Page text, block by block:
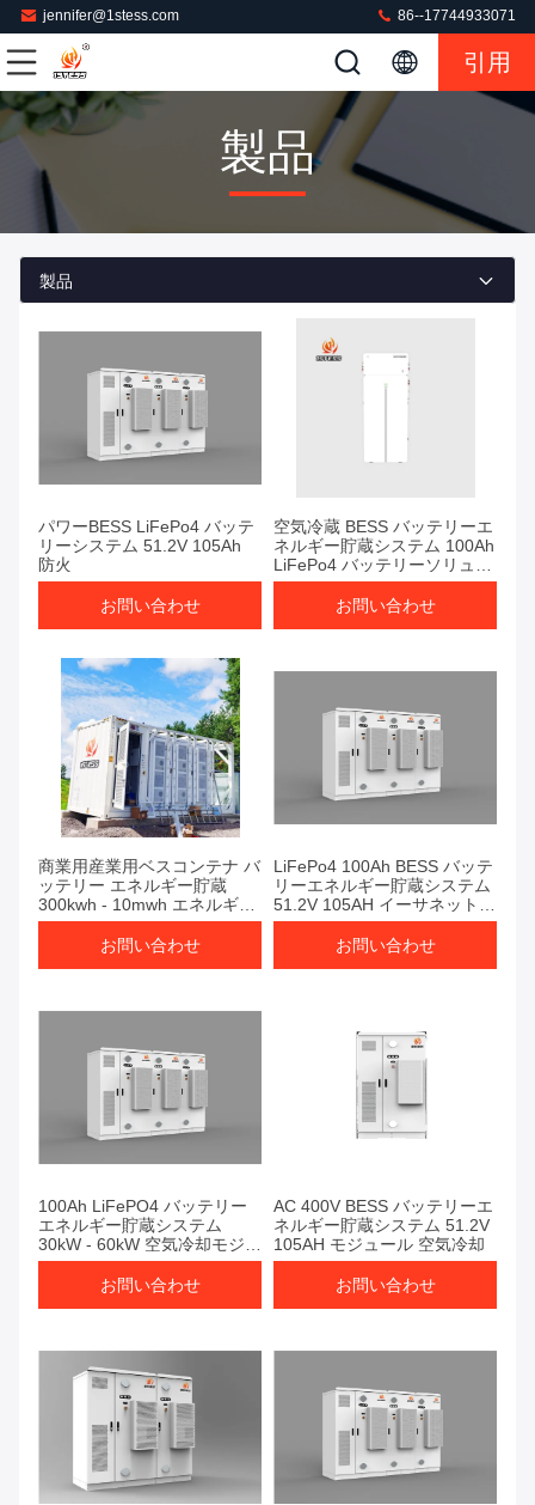
jennifer@1stess.com 86--17744933071
引用
製品
製品
パワーBESS LiFePo4 バッテ
リーシステム 51.2V 105Ah
防火
お問い合わせ
空気冷蔵 BESS バッテリーエ
ネルギー貯蔵システム 100Ah
LiFePo4 バッテリーソリュー
ション
お問い合わせ
商業用産業用ベスコンテナ バ
ッテリー エネルギー貯蔵
300kwh - 10mwh エネルギー
貯蔵システム
お問い合わせ
LiFePo4 100Ah BESS バッテ
リーエネルギー貯蔵システム
51.2V 105AH イーサネット通
信
お問い合わせ
100Ah LiFePO4 バッテリー
エネルギー貯蔵システム
30kW - 60kW 空気冷却モジュ
ール
お問い合わせ
AC 400V BESS バッテリーエ
ネルギー貯蔵システム 51.2V
105AH モジュール 空気冷却
お問い合わせ